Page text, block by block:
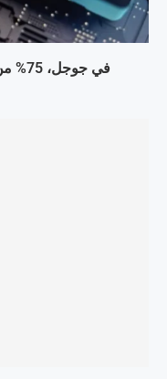
في جوجل، 75% من الكود مولّد بالذكاء الاصطناعي